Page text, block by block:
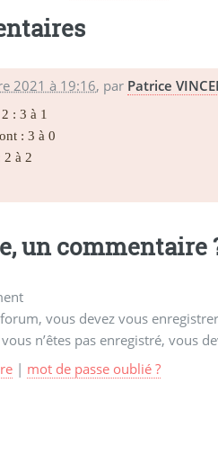
2021 à 19:16, par Patrice
: 3 à 1
: 3 à 0
2 à 2
un commentaire
vous devez vous
n’êtes pas enregistré, vous
| mot de passe oublié ?